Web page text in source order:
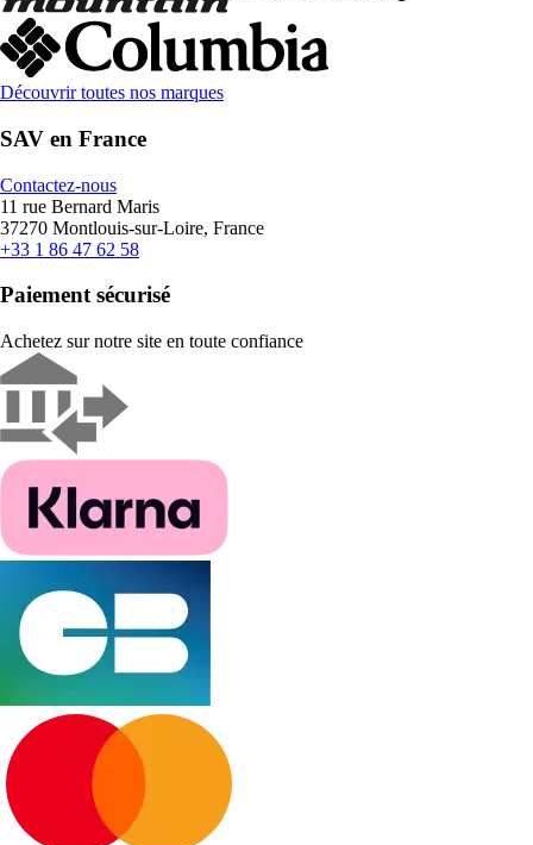
Découvrir toutes nos marques
SAV en France
Contactez-nous
11 rue Bernard Maris
37270 Montlouis-sur-Loire, France
+33 1 86 47 62 58
Paiement sécurisé
Achetez sur notre site en toute confiance